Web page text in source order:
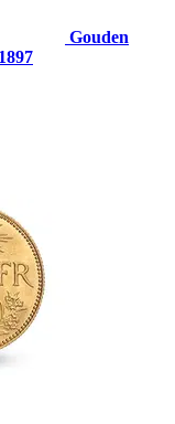
Gouden